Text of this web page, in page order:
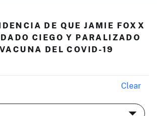
DE QUE JAMIE FOXX
CIEGO Y PARALIZADO
DEL COVID-19
Clear